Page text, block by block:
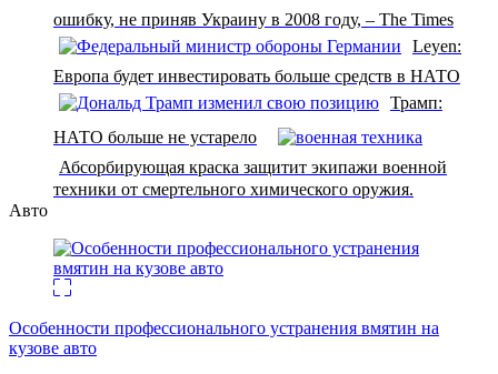
ошибку, не приняв Украину в 2008 году, – The Times
Leyen:
Европа будет инвестировать больше средств в НАТО
Трамп:
НАТО больше не устарело
Абсорбирующая краска защитит экипажи военной
техники от смертельного химического оружия.
Авто
Особенности профессионального устранения вмятин на
кузове авто